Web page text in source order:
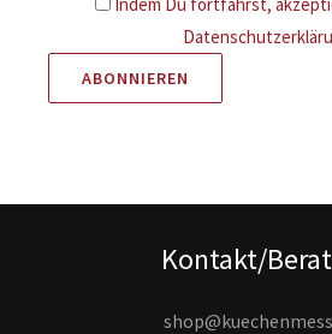
Kontakt/